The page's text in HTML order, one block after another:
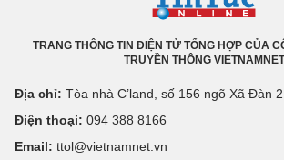
TRANG THÔNG TIN ĐIỆN TỬ TỔNG HỢP CỦA
TRUYỀN THÔNG VIETNAMNET
Địa chỉ: Tòa nhà C’land, số 156 ngõ Xã Đàn
Điện thoại: 094 388 8166
Email: ttol@vietnamnet.vn